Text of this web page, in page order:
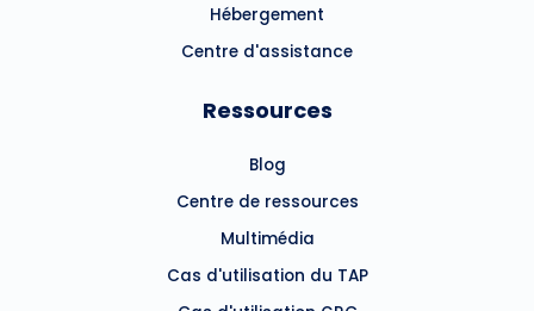
Hébergement
Centre d'assistance
Ressources
Blog
Centre de ressources
Multimédia
Cas d'utilisation du TAP